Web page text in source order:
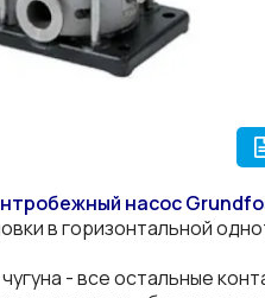
насос
в горизонтальной
чугуна - все остальные